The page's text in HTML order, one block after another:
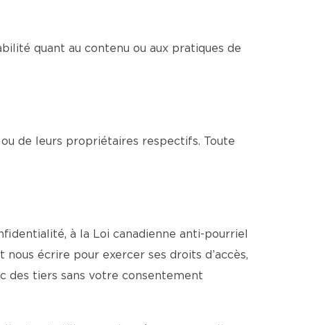
quant au contenu ou aux pratiques de
de leurs propriétaires respectifs. Toute
à la Loi canadienne anti-pourriel
écrire pour exercer ses droits d’accès,
des tiers sans votre consentement